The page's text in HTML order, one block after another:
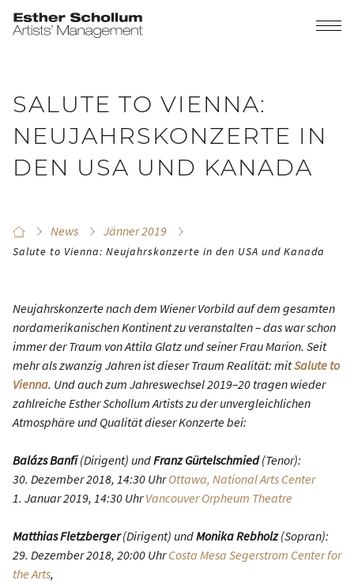
SALUTE TO VIENNA:
NEUJAHRSKONZERTE IN
DEN USA UND KANADA
News Jänner 2019
Salute to Vienna: Neujahrskonzerte in den USA und Kanada
Neujahrskonzerte nach dem Wiener Vorbild auf dem gesamten
nordamerikanischen Kontinent zu veranstalten – das war schon
immer der Traum von Attila Glatz und seiner Frau Marion. Seit
mehr als zwanzig Jahren ist dieser Traum Realität: mitSalute to
Vienna. Und auch zum Jahreswechsel 2019–20 tragen wieder
zahlreiche Esther Schollum Artists zu der unvergleichlichen
Atmosphäre und Qualität dieser Konzerte bei:
Balázs Banfi(Dirigent) undFranz Gürtelschmied(Tenor):
30. Dezember 2018, 14:30 UhrOttawa, National Arts Center
1. Januar 2019, 14:30 UhrVancouver Orpheum Theatre
Matthias Fletzberger(Dirigent) undMonika Rebholz(Sopran):
29. Dezember 2018, 20:00 UhrCosta Mesa Segerstrom Center for
the Arts,